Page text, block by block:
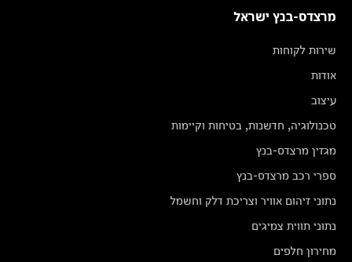
מרצדס-בנץ ישראל
שירות לקוחות
אודות
עיצוב
טכנולוגיה, חדשנות, בטיחות וקיימות
מגזין מרצדס-בנץ
ספרי רכב מרצדס-בנץ
נתוני זיהום אוויר וצריכת דלק וחשמל
נתוני תווית צמיגים
מחירון חלפים